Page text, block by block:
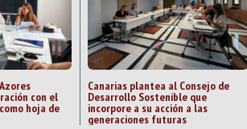
con el
hoja de
Canarias plantea al Consejo de
Desarrollo Sostenible que
incorpore a su acción a las
generaciones futuras